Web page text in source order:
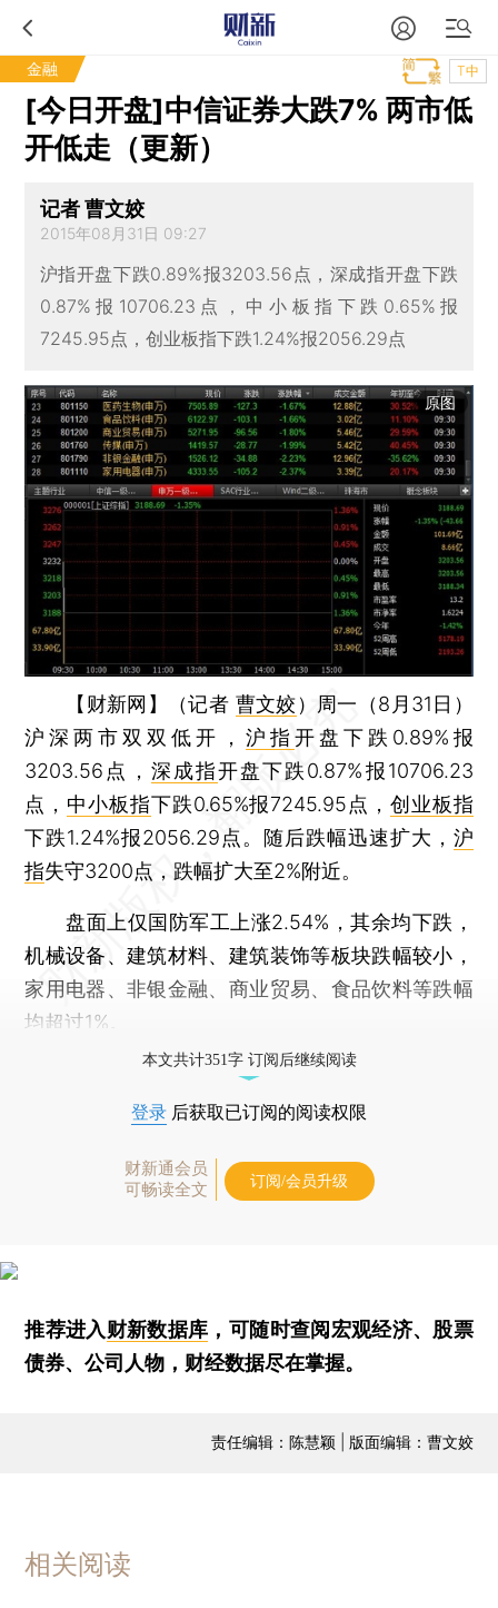
金融 T中
[今日开盘]中信证券大跌7% 两市低
开低走（更新）
记者 曹文姣
2015年08月31日 09:27
沪指开盘下跌0.89%报3203.56点，深成指开盘下跌
0.87%报10706.23点，中小板指下跌0.65%报
7245.95点，创业板指下跌1.24%报2056.29点
原图
【财新网】（记者 曹文姣） 周一（8月31日）
沪深两市双双低开， 沪指 开盘下跌0.89%报
3203.56点， 深成指开盘下跌0.87%报10706.23
点， 中小板指下跌0.65%报7245.95点， 创业板指
下跌1.24%报2056.29点。随后跌幅迅速扩大， 沪
指失守3200点，跌幅扩大至2%附近。
盘面上仅国防军工上涨2.54%，其余均下跌，
机械设备、建筑材料、建筑装饰等板块跌幅较小，
家用电器、非银金融、商业贸易、食品饮料等跌幅
均超过1%。
本文共计351字 订阅后继续阅读
登录 后获取已订阅的阅读权限
财新通会员
可畅读全文
订阅/会员升级
推荐进入财新数据库 ，可随时查阅宏观经济、股票
债券、公司人物，财经数据尽在掌握。
责任编辑：陈慧颖 | 版面编辑：曹文姣
相关阅读